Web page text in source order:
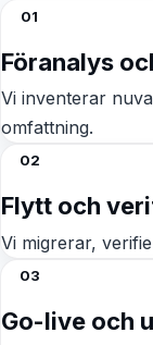
01
Föranalys
Vi inventerar
omfattning.
02
Flytt och
Vi migrerar,
03
Go-live och